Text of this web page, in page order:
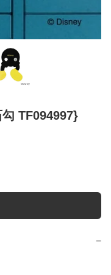
TF094997}
−